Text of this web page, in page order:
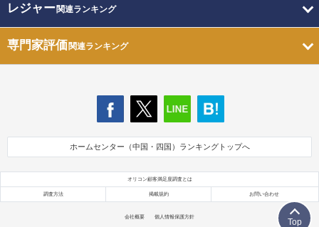
レジャー関連ランキング
専門家評価関連ランキング
ホームセンター（中国・四国）ランキングトップへ
オリコン顧客満足度調査とは
調査方法 掲載規約 お問い合わせ
会社概要 個人情報保護方針
Top